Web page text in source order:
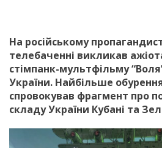
На російському
телебаченні викликав
стімпанк-мультфільму
України. Найбільше
спровокував фрагмент про
складу України Кубані та